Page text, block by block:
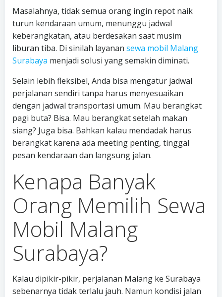
Masalahnya, tidak semua orang ingin repot naik
turun kendaraan umum, menunggu jadwal
keberangkatan, atau berdesakan saat musim
liburan tiba. Di sinilah layanan sewa mobil Malang
Surabaya menjadi solusi yang semakin diminati.
Selain lebih fleksibel, Anda bisa mengatur jadwal
perjalanan sendiri tanpa harus menyesuaikan
dengan jadwal transportasi umum. Mau berangkat
pagi buta? Bisa. Mau berangkat setelah makan
siang? Juga bisa. Bahkan kalau mendadak harus
berangkat karena ada meeting penting, tinggal
pesan kendaraan dan langsung jalan.
Kenapa Banyak
Orang Memilih Sewa
Mobil Malang
Surabaya?
Kalau dipikir-pikir, perjalanan Malang ke Surabaya
sebenarnya tidak terlalu jauh. Namun kondisi jalan